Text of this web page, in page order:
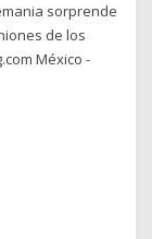
sorprende
de los
México -